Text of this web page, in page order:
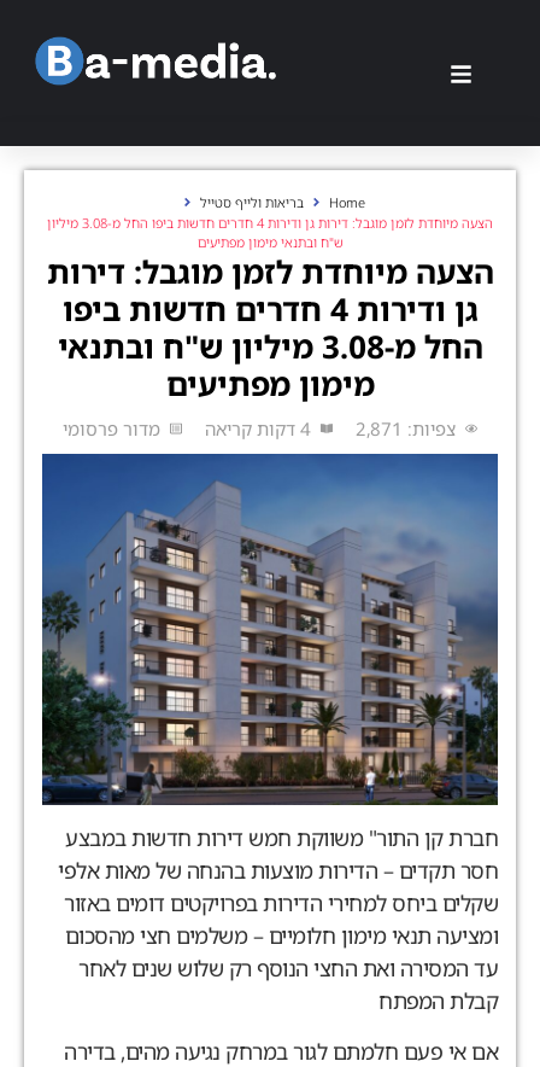
Home
בריאות ולייף סטייל
הצעה מיוחדת לזמן מוגבל: דירות גן ודירות 4 חדרים חדשות ביפו החל מ-3.08 מיליון
ש"ח ובתנאי מימון מפתיעים
הצעה מיוחדת לזמן מוגבל: דירות
גן ודירות 4 חדרים חדשות ביפו
החל מ-3.08 מיליון ש"ח ובתנאי
מימון מפתיעים
צפיות: 2,871 4 דקות קריאה מדור פרסומי
חברת קן התור" משווקת חמש דירות חדשות במבצע
חסר תקדים – הדירות מוצעות בהנחה של מאות אלפי
שקלים ביחס למחירי הדירות בפרויקטים דומים באזור
ומציעה תנאי מימון חלומיים – משלמים חצי מהסכום
עד המסירה ואת החצי הנוסף רק שלוש שנים לאחר
קבלת המפתח
אם אי פעם חלמתם לגור במרחק נגיעה מהים, בדירה